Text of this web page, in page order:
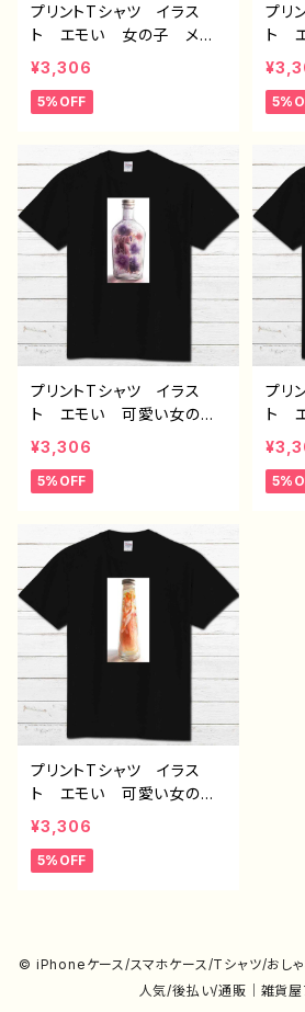
プリントTシャツ イラス
ト エモい 女の子 メン
ズ レディース おしゃ
れ 黒 個性的 おすす
め 人気 イラストレータ
半袖シャツ デザイン コ
ラボ オリジナル デザイ
ン グッズ タイトル：zero
作：アナ F-5
¥3,306
5%OFF
プリ
ト
子
デ
個
ク
デ
ツ
イ
作
プリントTシャツ イラス
ト エモい 可愛い女の
子 おしゃれ メンズ レ
ディース おしゃれ 黒
個性的 おすすめ 人気
クリエイター オリジナル
デザイン グッズ 半袖シャ
ツ デザイン コラボ タ
イトル：フェアリウム(紫)
作：アナ F-5
¥3,306
5%OFF
プリ
ト
男の
ン
ー
プリントTシャツ イラス
ト エモい 可愛い女の
子 おしゃれ メンズ レ
ディース おしゃれ 黒
個性的 おすすめ 人気
ツ デザイン コラボ タ
¥3,306
5%OFF
© iPhoneケース/スマホケース/Tシャツ/おしゃ
人気/後払い/通販｜雑貨屋